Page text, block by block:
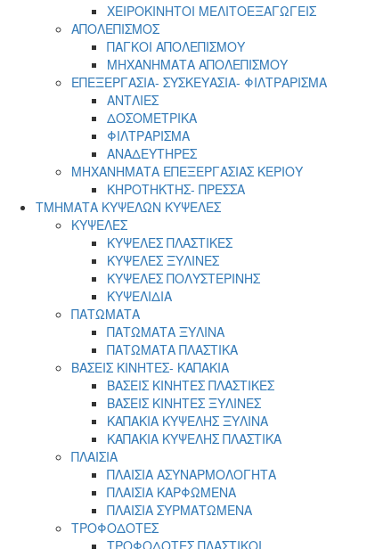
ΧΕΙΡΟΚΙΝΗΤΟΙ ΜΕΛΙΤΟΕΞΑΓΩΓΕΙΣ
ΑΠΟΛΕΠΙΣΜΟΣ
ΠΑΓΚΟΙ ΑΠΟΛΕΠΙΣΜΟΥ
ΜΗΧΑΝΗΜΑΤΑ ΑΠΟΛΕΠΙΣΜΟΥ
ΕΠΕΞΕΡΓΑΣΙΑ- ΣΥΣΚΕΥΑΣΙΑ- ΦΙΛΤΡΑΡΙΣΜΑ
ΑΝΤΛΙΕΣ
ΔΟΣΟΜΕΤΡΙΚΑ
ΦΙΛΤΡΑΡΙΣΜΑ
ΑΝΑΔΕΥΤΗΡΕΣ
ΜΗΧΑΝΗΜΑΤΑ ΕΠΕΞΕΡΓΑΣΙΑΣ ΚΕΡΙΟΥ
ΚΗΡΟΤΗΚΤΗΣ- ΠΡΕΣΣΑ
ΤΜΗΜΑΤΑ ΚΥΨΕΛΩΝ ΚΥΨΕΛΕΣ
ΚΥΨΕΛΕΣ
ΚΥΨΕΛΕΣ ΠΛΑΣΤΙΚΕΣ
ΚΥΨΕΛΕΣ ΞΥΛΙΝΕΣ
ΚΥΨΕΛΕΣ ΠΟΛΥΣΤΕΡΙΝΗΣ
ΚΥΨΕΛΙΔΙΑ
ΠΑΤΩΜΑΤΑ
ΠΑΤΩΜΑΤΑ ΞΥΛΙΝΑ
ΠΑΤΩΜΑΤΑ ΠΛΑΣΤΙΚΑ
ΒΑΣΕΙΣ ΚΙΝΗΤΕΣ- ΚΑΠΑΚΙΑ
ΒΑΣΕΙΣ ΚΙΝΗΤΕΣ ΠΛΑΣΤΙΚΕΣ
ΒΑΣΕΙΣ ΚΙΝΗΤΕΣ ΞΥΛΙΝΕΣ
ΚΑΠΑΚΙΑ ΚΥΨΕΛΗΣ ΞΥΛΙΝΑ
ΚΑΠΑΚΙΑ ΚΥΨΕΛΗΣ ΠΛΑΣΤΙΚΑ
ΠΛΑΙΣΙΑ
ΠΛΑΙΣΙΑ ΑΣΥΝΑΡΜΟΛΟΓΗΤΑ
ΠΛΑΙΣΙΑ ΚΑΡΦΩΜΕΝΑ
ΠΛΑΙΣΙΑ ΣΥΡΜΑΤΩΜΕΝΑ
ΤΡΟΦΟΔΟΤΕΣ